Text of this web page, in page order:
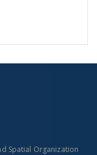
Spatial Organization